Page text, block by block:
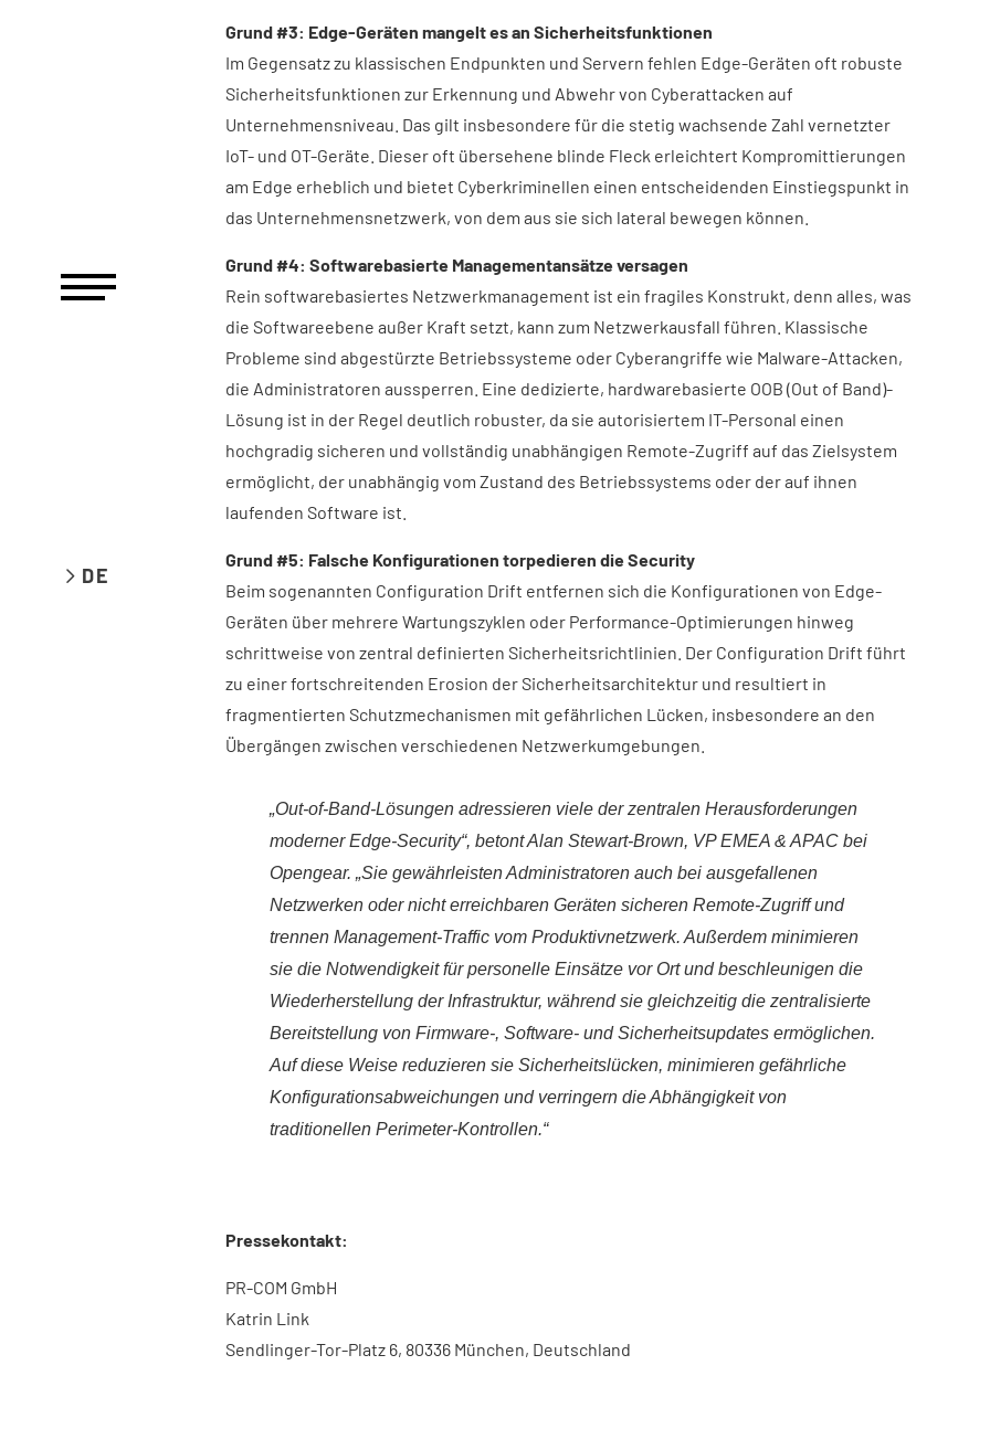
DE
Grund #3: Edge-Geräten mangelt es an Sicherheitsfunktionen
Im Gegensatz zu klassischen Endpunkten und Servern fehlen Edge-Geräten oft robuste
Sicherheitsfunktionen zur Erkennung und Abwehr von Cyberattacken auf
Unternehmensniveau. Das gilt insbesondere für die stetig wachsende Zahl vernetzter
IoT- und OT-Geräte. Dieser oft übersehene blinde Fleck erleichtert Kompromittierungen
am Edge erheblich und bietet Cyberkriminellen einen entscheidenden Einstiegspunkt in
das Unternehmensnetzwerk, von dem aus sie sich lateral bewegen können.
Grund #4: Softwarebasierte Managementansätze versagen
Rein softwarebasiertes Netzwerkmanagement ist ein fragiles Konstrukt, denn alles, was
die Softwareebene außer Kraft setzt, kann zum Netzwerkausfall führen. Klassische
Probleme sind abgestürzte Betriebssysteme oder Cyberangriffe wie Malware-Attacken,
die Administratoren aussperren. Eine dedizierte, hardwarebasierte OOB (Out of Band)-
Lösung ist in der Regel deutlich robuster, da sie autorisiertem IT-Personal einen
hochgradig sicheren und vollständig unabhängigen Remote-Zugriff auf das Zielsystem
ermöglicht, der unabhängig vom Zustand des Betriebssystems oder der auf ihnen
laufenden Software ist.
Grund #5: Falsche Konfigurationen torpedieren die Security
Beim sogenannten Configuration Drift entfernen sich die Konfigurationen von Edge-
Geräten über mehrere Wartungszyklen oder Performance-Optimierungen hinweg
schrittweise von zentral definierten Sicherheitsrichtlinien. Der Configuration Drift führt
zu einer fortschreitenden Erosion der Sicherheitsarchitektur und resultiert in
fragmentierten Schutzmechanismen mit gefährlichen Lücken, insbesondere an den
Übergängen zwischen verschiedenen Netzwerkumgebungen.
„Out-of-Band-Lösungen adressieren viele der zentralen Herausforderungen
moderner Edge-Security“, betont Alan Stewart-Brown, VP EMEA & APAC bei
Opengear. „Sie gewährleisten Administratoren auch bei ausgefallenen
Netzwerken oder nicht erreichbaren Geräten sicheren Remote-Zugriff und
trennen Management-Traffic vom Produktivnetzwerk. Außerdem minimieren
sie die Notwendigkeit für personelle Einsätze vor Ort und beschleunigen die
Wiederherstellung der Infrastruktur, während sie gleichzeitig die zentralisierte
Bereitstellung von Firmware-, Software- und Sicherheitsupdates ermöglichen.
Auf diese Weise reduzieren sie Sicherheitslücken, minimieren gefährliche
Konfigurationsabweichungen und verringern die Abhängigkeit von
traditionellen Perimeter-Kontrollen.“
Pressekontakt:
PR-COM GmbH
Katrin Link
Sendlinger-Tor-Platz 6, 80336 München, Deutschland